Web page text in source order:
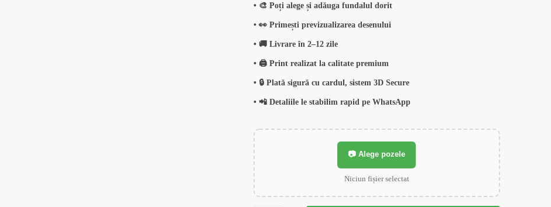
• 🎨 Poți alege și adăuga fundalul dorit
• 👀 Primești previzualizarea desenului
• 🚚 Livrare în 2–12 zile
• 🖨️ Print realizat la calitate premium
• 🔒 Plată sigură cu cardul, sistem 3D Secure
• 📲 Detaliile le stabilim rapid pe WhatsApp
📷 Alege pozele
Niciun fișier selectat